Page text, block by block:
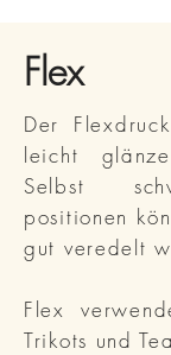
Flex
Der
leicht
Selbst
positionen
gut veredelt
Flex
Trikots und